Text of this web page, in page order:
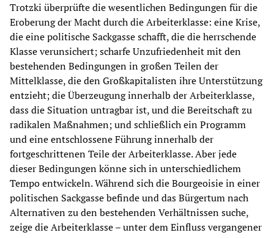
Trotzki überprüfte die wesentlichen Bedingungen für die
Eroberung der Macht durch die Arbeiterklasse: eine Krise,
die eine politische Sackgasse schafft, die die herrschende
Klasse verunsichert; scharfe Unzufriedenheit mit den
bestehenden Bedingungen in großen Teilen der
Mittelklasse, die den Großkapitalisten ihre Unterstützung
entzieht; die Überzeugung innerhalb der Arbeiterklasse,
dass die Situation untragbar ist, und die Bereitschaft zu
radikalen Maßnahmen; und schließlich ein Programm
und eine entschlossene Führung innerhalb der
fortgeschrittenen Teile der Arbeiterklasse. Aber jede
dieser Bedingungen könne sich in unterschiedlichem
Tempo entwickeln. Während sich die Bourgeoisie in einer
politischen Sackgasse befinde und das Bürgertum nach
Alternativen zu den bestehenden Verhältnissen suche,
zeige die Arbeiterklasse – unter dem Einfluss vergangener